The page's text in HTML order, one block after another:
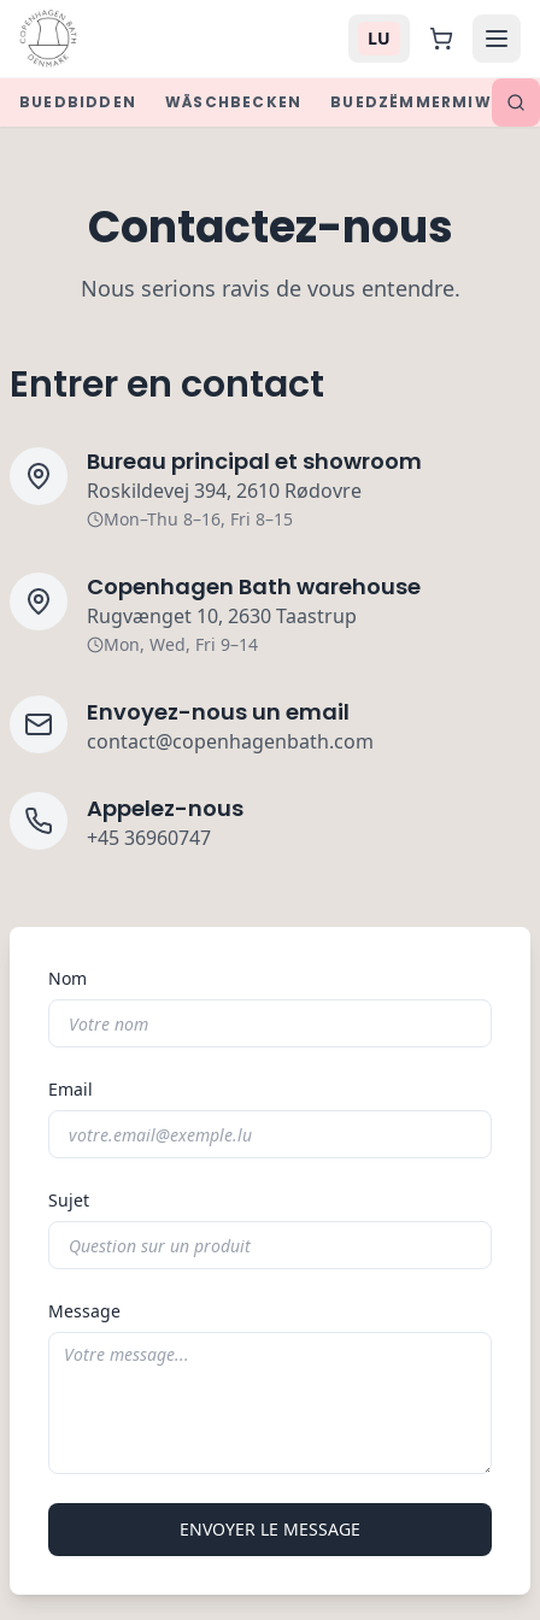
LU
BUEDBIDDEN WÄSCHBECKEN
Contactez-nous
Nous serions ravis de vous entendre.
Entrer en contact
Bureau principal et showroom
Roskildevej 394, 2610 Rødovre
Mon–Thu 8–16, Fri 8–15
Copenhagen Bath warehouse
Rugvænget 10, 2630 Taastrup
Mon, Wed, Fri 9–14
Envoyez-nous un email
contact@copenhagenbath.com
Appelez-nous
+45 36960747
Nom
Email
Sujet
Message
ENVOYER LE MESSAGE